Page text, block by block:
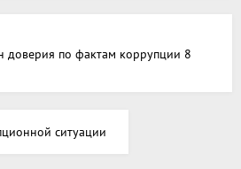
доверия по фактам коррупции 8
ситуации